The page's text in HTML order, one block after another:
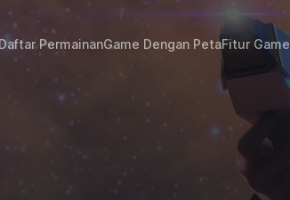
PermainanGame Dengan PetaFitur Game